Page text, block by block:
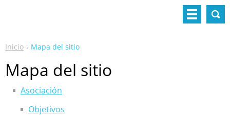
Inicio Mapa del sitio
Mapa del sitio
Asociación
Objetivos